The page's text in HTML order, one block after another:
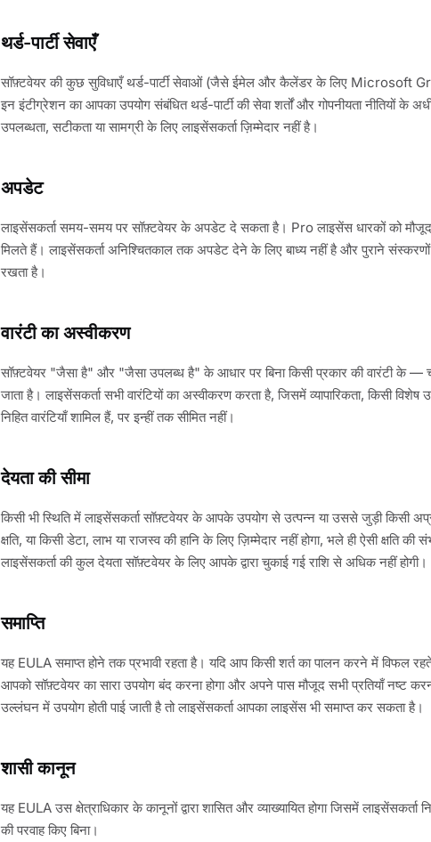
थर्ड-पार्टी सेवाएँ
सॉफ़्टवेयर की कुछ सुविधाएँ थर्ड-पार्टी सेवाओं (जैसे ईमेल और कैलेंडर के लिए Microsoft
इन इंटीग्रेशन का आपका उपयोग संबंधित थर्ड-पार्टी की सेवा शर्तों और गोपनीयता नीतियों के
उपलब्धता, सटीकता या सामग्री के लिए लाइसेंसकर्ता ज़िम्मेदार नहीं है।
अपडेट
लाइसेंसकर्ता समय-समय पर सॉफ़्टवेयर के अपडेट दे सकता है। Pro लाइसेंस धारकों को
मिलते हैं। लाइसेंसकर्ता अनिश्चितकाल तक अपडेट देने के लिए बाध्य नहीं है और पुराने
रखता है।
वारंटी का अस्वीकरण
सॉफ़्टवेयर "जैसा है" और "जैसा उपलब्ध है" के आधार पर बिना किसी प्रकार की वारंटी के —
जाता है। लाइसेंसकर्ता सभी वारंटियों का अस्वीकरण करता है, जिसमें व्यापारिकता, किसी
निहित वारंटियाँ शामिल हैं, पर इन्हीं तक सीमित नहीं।
देयता की सीमा
किसी भी स्थिति में लाइसेंसकर्ता सॉफ़्टवेयर के आपके उपयोग से उत्पन्न या उससे जुड़ी किसी
क्षति, या किसी डेटा, लाभ या राजस्व की हानि के लिए ज़िम्मेदार नहीं होगा, भले ही ऐसी क्षति की
लाइसेंसकर्ता की कुल देयता सॉफ़्टवेयर के लिए आपके द्वारा चुकाई गई राशि से अधिक नहीं होगी।
समाप्ति
यह EULA समाप्त होने तक प्रभावी रहता है। यदि आप किसी शर्त का पालन करने में विफल रहते
आपको सॉफ़्टवेयर का सारा उपयोग बंद करना होगा और अपने पास मौजूद सभी प्रतियाँ नष्ट
उल्लंघन में उपयोग होती पाई जाती है तो लाइसेंसकर्ता आपका लाइसेंस भी समाप्त कर सकता है।
शासी कानून
यह EULA उस क्षेत्राधिकार के कानूनों द्वारा शासित और व्याख्यायित होगा जिसमें
की परवाह किए बिना।